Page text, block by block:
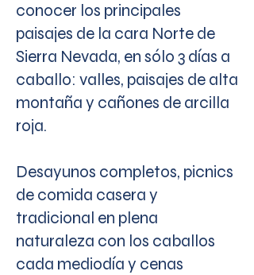
conocer los principales
paisajes de la cara Norte de
Sierra Nevada, en sólo 3 días a
caballo: valles, paisajes de alta
montaña y cañones de arcilla
roja.
Desayunos completos, picnics
de comida casera y
tradicional en plena
naturaleza con los caballos
cada mediodía y cenas